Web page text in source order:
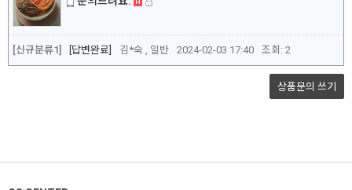
답변완료
[신규분류1] 김*숙 , 일반 2024-02-03 17:40 조회: 2
상품문의 쓰기